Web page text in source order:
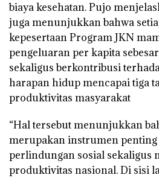
biaya kesehatan. Pujo
juga menunjukkan bahwa
kepesertaan Program JKN
pengeluaran per kapita
sekaligus berkontribusi
harapan hidup mencapai tiga
produktivitas masyarakat
“Hal tersebut menunjukkan
merupakan instrumen
perlindungan sosial sekaligus
produktivitas nasional. Di sisi